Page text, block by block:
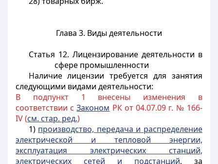
Глава 3. Виды деятельности
Статья 12. Лицензирование деятельности в
сфере промышленности
Наличие лицензии требуется для занятия
следующими видами деятельности:
В подпункт 1 внесены изменения в
соответствии сЗаконом РК от 04.07.09 г. № 166-
IV (см. стар. ред.)
1) производство, передача и распределение
электрической и тепловой энергии,
эксплуатация электрических станций,
электрических сетей и подстанций, за